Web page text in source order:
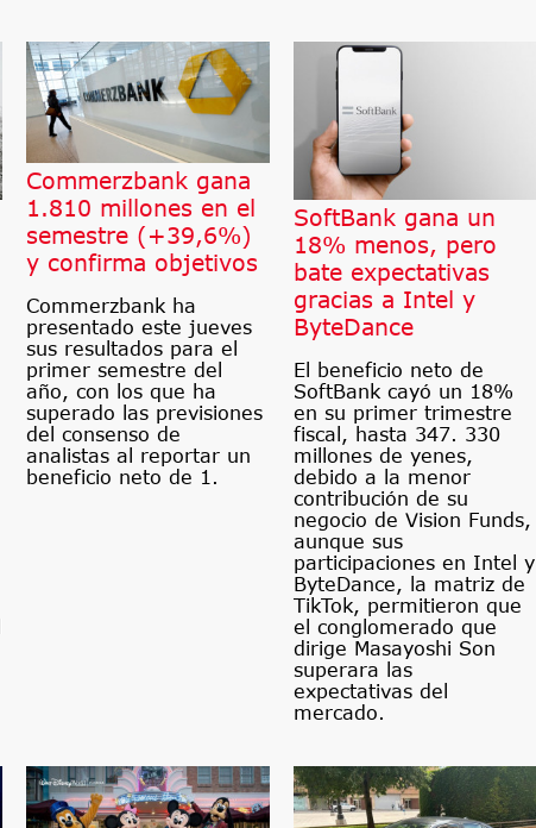
Commerzbank gana
1.810 millones en el
semestre (+39,6%)
y confirma objetivos
Commerzbank ha
presentado este jueves
sus resultados para el
primer semestre del
año, con los que ha
superado las previsiones
del consenso de
analistas al reportar un
beneficio neto de 1.
SoftBank gana un
18% menos, pero
bate expectativas
gracias a Intel y
ByteDance
El beneficio neto de
SoftBank cayó un 18%
en su primer trimestre
fiscal, hasta 347. 330
millones de yenes,
debido a la menor
contribución de su
negocio de Vision Funds,
aunque sus
participaciones en Intel y
ByteDance, la matriz de
TikTok, permitieron que
el conglomerado que
dirige Masayoshi Son
superara las
expectativas del
mercado.